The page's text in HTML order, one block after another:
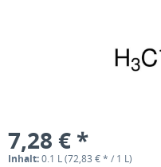
7,28 € *
Inhalt:0.1 L (72,83 € * / 1 L)